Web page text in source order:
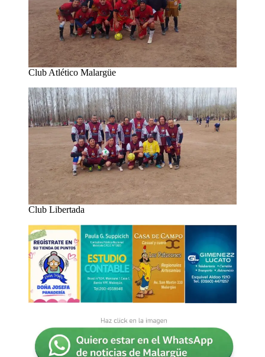
Club Atlético Malargüe
Club Libertada